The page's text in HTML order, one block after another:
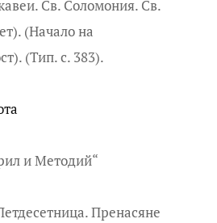
Св. Соломония. Св.
(Начало на
(Тип. с. 383).
и Методий“
Пренасяне